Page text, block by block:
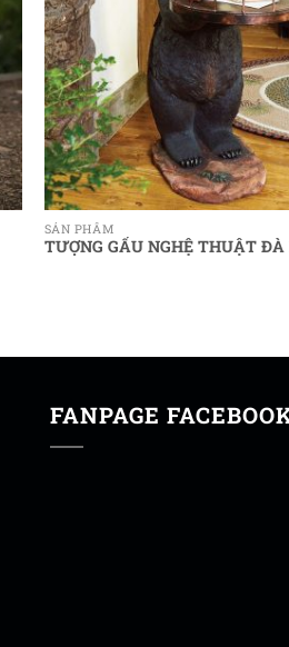
SẢN PHẨM
TƯỢNG GẤU NGHỆ THUẬT ĐÀ
FANPAGE